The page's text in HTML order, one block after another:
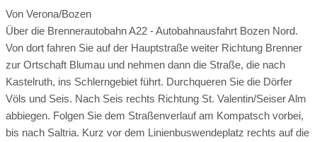
Von Verona/Bozen
Über die Brennerautobahn A22 - Autobahnausfahrt Bozen Nord.
Von dort fahren Sie auf der Hauptstraße weiter Richtung Brenner
zur Ortschaft Blumau und nehmen dann die Straße, die nach
Kastelruth, ins Schlerngebiet führt. Durchqueren Sie die Dörfer
Völs und Seis. Nach Seis rechts Richtung St. Valentin/Seiser Alm
abbiegen. Folgen Sie dem Straßenverlauf am Kompatsch vorbei,
bis nach Saltria. Kurz vor dem Linienbuswendeplatz rechts auf die